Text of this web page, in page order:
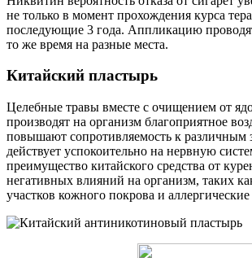
не только в момент прохождения курса
последующие 3 года. Аппликацию
то же время на разные места.
Китайский пластырь
Целебные травы вместе с очищением от
производят на организм благоприятное
повышают сопротивляемость к различным
действует успокоительно на нервную
преимущество китайского средства от
негативных влияний на организм, таких
участков кожного покрова и